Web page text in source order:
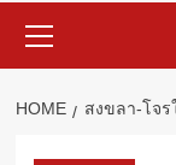
Menu
HOME สงขลา-โจ